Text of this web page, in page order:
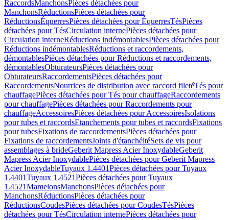
RaccordsManchonsPièces détachées pour
ManchonsRéductionsPièces détachées pour
RéductionsÉquerresPièces détachées pour ÉquerresTésPièces
détachées pour TésCirculation internePièces détachées pour
Circulation interneRéductions indémontablesPièces détachées pour
Réductions indémontablesRéductions et raccordements,
démontablesPièces détachées pour Réductions et raccordements,
démontablesObturateursPièces détachées pour
ObturateursRaccordementsPièces détachées pour
RaccordementsNourrices de distribution avec raccord filetéTés pour
chauffagePièces détachées pour Tés pour chauffageRaccordements
pour chauffagePièces détachées pour Raccordements pour
chauffageAccessoiresPièces détachées pour AccessoiresIsolations
pour tubes et raccordsEtanchements pour tubes et raccordsFixations
pour tubesFixations de raccordementsPièces détachées pour
Fixations de raccordementsJoints d'étanchéitéSets de vis pour
assemblages à brideGeberit Mapress Acier InoxydableGeberit
Mapress Acier InoxydablePièces détachées pour Geberit Mapress
Acier InoxydableTuyaux 1.4401Pièces détachées pour Tuyaux
1.4401Tuyaux 1.4521Pièces détachées pour Tuyaux
1.4521MamelonsManchonsPièces détachées pour
ManchonsRéductionsPièces détachées pour
RéductionsCoudesPièces détachées pour CoudesTésPièces
détachées pour TésCirculation internePièces détachées pour